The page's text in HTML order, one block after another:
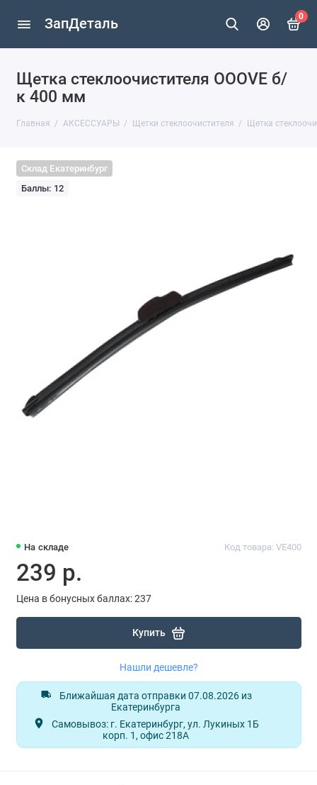
ЗапДеталь 0
Щетка стеклоочистителя OOOVE б/
к 400 мм
Главная АКСЕССУАРЫ Щетки стеклоочистителя Щетка
Склад Екатеринбург
Баллы: 12
На складе Код товара: VE400
239 р.
Цена в бонусных баллах: 237
Купить
Нашли дешевле?
Ближайшая дата отправки 07.08.2026 из
Екатеринбурга
Самовывоз: г. Екатеринбург, ул. Лукиных 1Б
корп. 1, офис 218А